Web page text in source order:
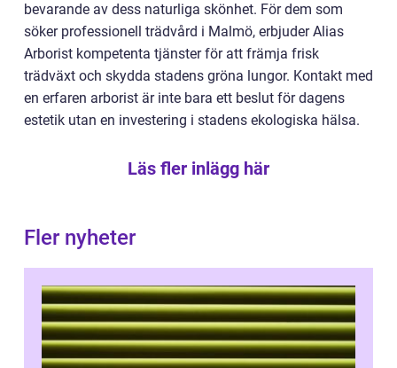
bevarande av dess naturliga skönhet. För dem som
söker professionell trädvård i Malmö, erbjuder Alias
Arborist kompetenta tjänster för att främja frisk
trädväxt och skydda stadens gröna lungor. Kontakt med
en erfaren arborist är inte bara ett beslut för dagens
estetik utan en investering i stadens ekologiska hälsa.
Läs fler inlägg här
Fler nyheter